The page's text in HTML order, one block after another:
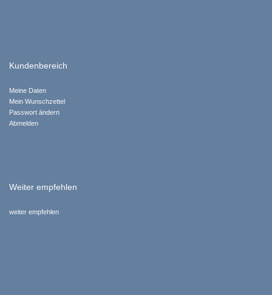
Kundenbereich
Meine Daten
Mein Wunschzettel
Passwort ändern
Abmelden
Weiter empfehlen
weiter empfehlen